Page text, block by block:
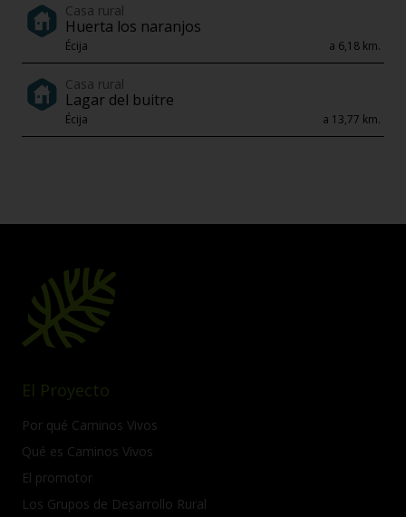
Casa rural
Huerta los naranjos
Écija a 6,18 km.
Casa rural
Lagar del buitre
Écija a 13,77 km.
El Proyecto
Por qué Caminos Vivos
Qué es Caminos Vivos
El promotor
Los Grupos de Desarrollo Rural